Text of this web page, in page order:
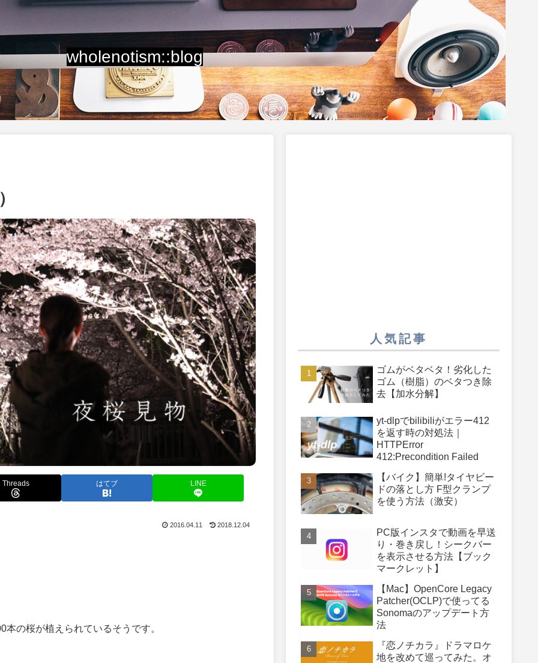
wholenotism::blog
Threads はてブ LINE
2016.04.11 2018.12.04
の桜が植えられているそうです。
人気記事
ゴムがベタベタ！劣化した
ゴム（樹脂）のベタつき除
去【加水分解】
yt-dlpでbilibiliがエラー412
を返す時の対処法｜
HTTPError
412:Precondition Failed
【バイク】簡単!タイヤビー
ドの落とし方 F型クランプ
を使う方法（激安）
PC版インスタで動画を早送
り・巻き戻し！シークバー
を表示させる方法【ブック
マークレット】
【Mac】OpenCore Legacy
Patcher(OCLP)で使ってる
Sonomaのアップデート方
法
『恋ノチカラ』ドラマロケ
地を改めて巡ってみた。オ